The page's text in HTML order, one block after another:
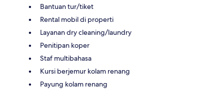
Bantuan tur/tiket
Rental mobil di properti
Layanan dry cleaning/laundry
Penitipan koper
Staf multibahasa
Kursi berjemur kolam renang
Payung kolam renang